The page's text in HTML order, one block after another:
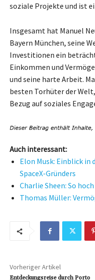
soziale Projekte und ist
Insgesamt hat Manuel
Bayern München, seine
Investitionen ein
Einkommen und
und seine harte Arbeit.
besten Torhüter der
Bezug auf soziales
Auch interessant:
Elon Musk: Einblick in
SpaceX-Gründers
Charlie Sheen: So
Thomas Müller:
Vorheriger Artikel
Entdeckungsreise durch Porto